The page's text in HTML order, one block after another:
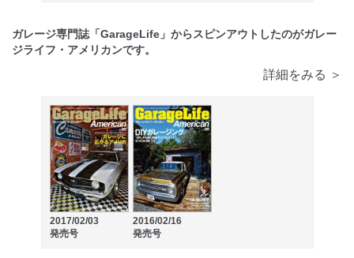
ガレージ専門誌「GarageLife」からスピンアウトしたのがガレー
ジライフ・アメリカンです。
詳細をみる ＞
2017/02/03
発売号
2016/02/16
発売号